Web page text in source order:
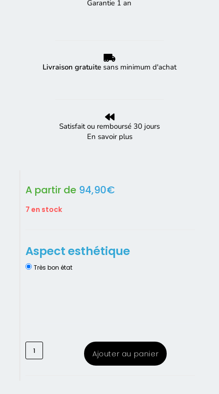
Garantie 1 an
Livraison gratuite sans minimum d'achat
Satisfait ou remboursé 30 jours
En savoir plus
A partir de 94,90€
7 en stock
Aspect esthétique
Très bon état
Ajouter au panier